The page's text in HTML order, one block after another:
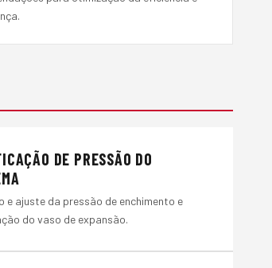
DE PRESSÃO DO
e ajuste da pressão de enchimento e
do vaso de expansão.